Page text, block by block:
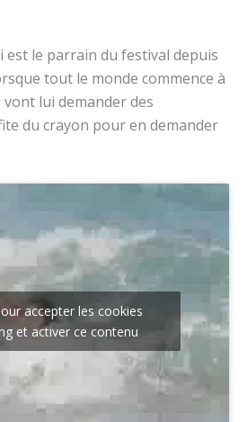
est le parrain du festival depuis
tout le monde commence à
lui demander des
du crayon pour en demander
accepter les cookies
et activer ce contenu